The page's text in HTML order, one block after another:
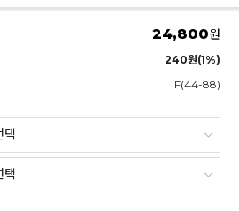
24,800원
240원(1%)
F(44-88)